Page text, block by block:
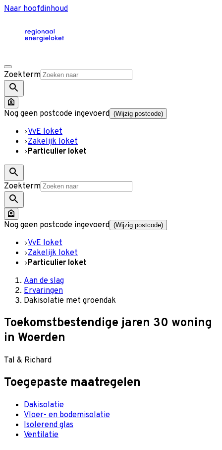
Naar hoofdinhoud
Zoekterm
Nog geen postcode ingevoerd (Wijzig postcode)
VvE loket
Zakelijk loket
Particulier loket
Zoekterm
Nog geen postcode ingevoerd (Wijzig postcode)
VvE loket
Zakelijk loket
Particulier loket
Aan de slag
Ervaringen
Dakisolatie met groendak
Toekomstbestendige jaren 30 woning
in Woerden
Tal & Richard
Toegepaste maatregelen
Dakisolatie
Vloer- en bodemisolatie
Isolerend glas
Ventilatie